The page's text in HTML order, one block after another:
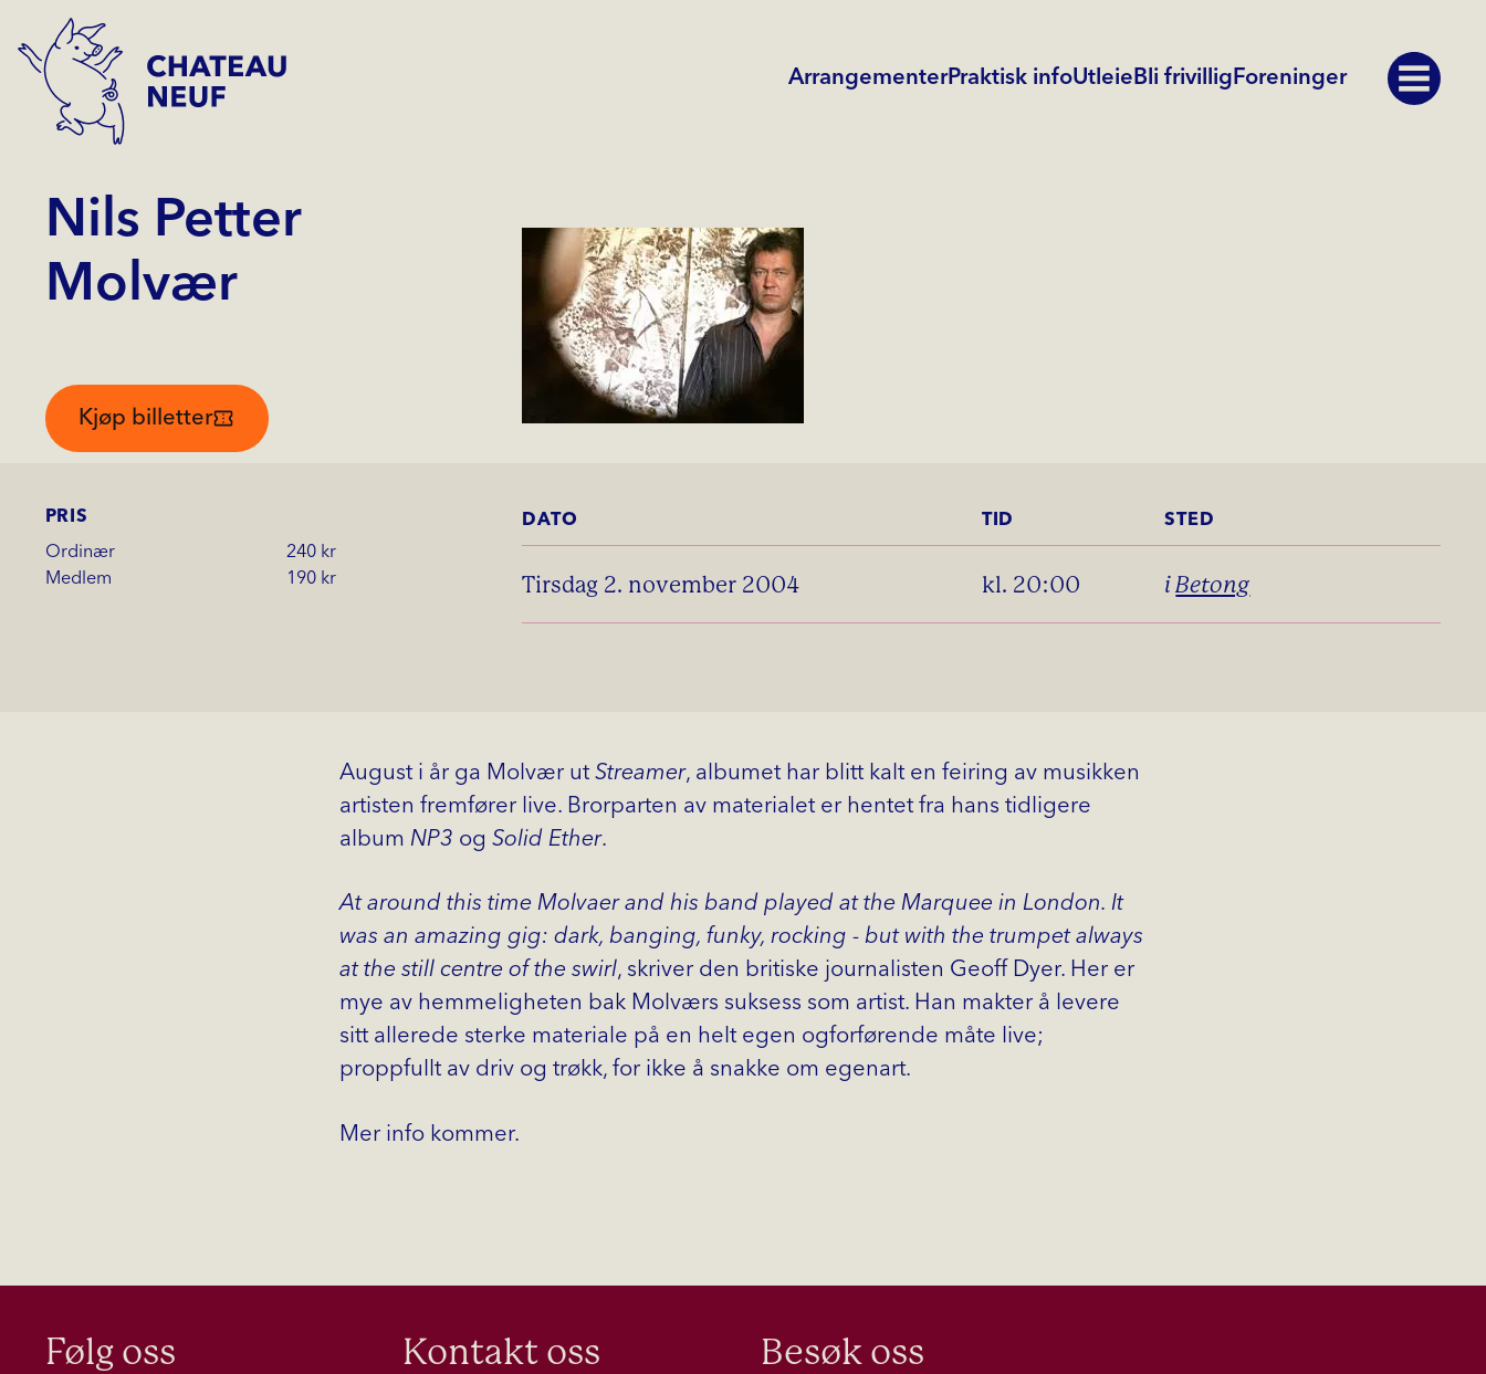
ArrangementerPraktisk infoUtleie Bli frivillig Foreninger
Nils Petter
Molvær
Kjøp billetter
PRIS
Ordinær
240 kr
Medlem
190 kr
DATO TID STED
tirsdag 2. november 2004 kl. 20:00 iBetong
August i år ga Molvær utStreamer, albumet har blitt kalt en feiring av musikken
artisten fremfører live. Brorparten av materialet er hentet fra hans tidligere
album NP3 ogSolid Ether.
At around this time Molvaer and his band played at the Marquee in London. It
was an amazing gig: dark, banging, funky, rocking - but with the trumpet always
at the still centre of the swirl, skriver den britiske journalisten Geoff Dyer. Her er
mye av hemmeligheten bak Molværs suksess som artist. Han makter å levere
sitt allerede sterke materiale på en helt egen ogforførende måte live;
proppfullt av driv og trøkk, for ikke å snakke om egenart.
Mer info kommer.
Følg oss Kontakt oss Besøk oss